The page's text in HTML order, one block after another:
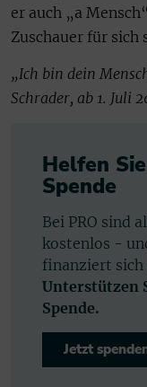
er auch „a
Zuschauer für sich
„Ich bin dein
Schrader, ab 1. Juli
Helfen
Spende
Bei PRO sind
kostenlos -
finanziert sich
Unterstützen
Spende.
Jetzt